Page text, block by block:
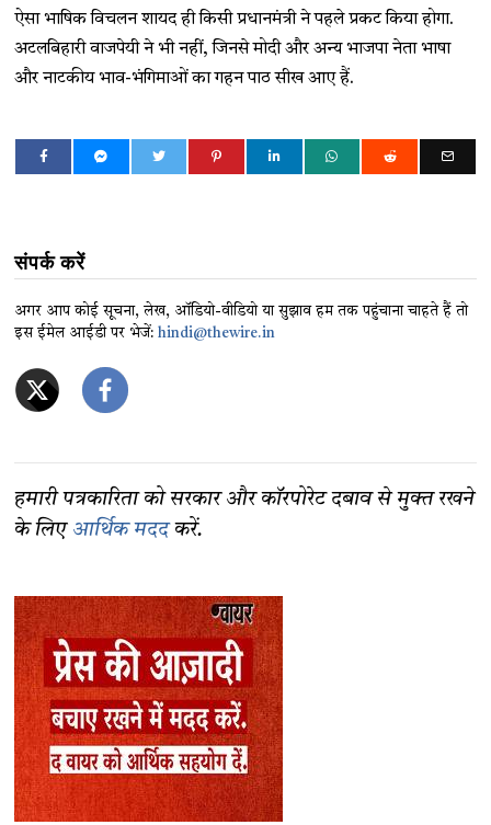
ऐसा भाषिक विचलन शायद ही किसी प्रधानमंत्री ने पहले प्रकट किया होगा.
अटलबिहारी वाजपेयी ने भी नहीं, जिनसे मोदी और अन्य भाजपा नेता भाषा
और नाटकीय भाव-भंगिमाओं का गहन पाठ सीख आए हैं.
संपर्क करें
अगर आप कोई सूचना, लेख, ऑडियो-वीडियो या सुझाव हम तक पहुंचाना चाहते हैं तो
इस ईमेल आईडी पर भेजें:hindi@thewire.in
हमारी पत्रकारिता को सरकार और कॉरपोरेट दबाव से मुक्त रखने
के लिए आर्थिक मददकरें.